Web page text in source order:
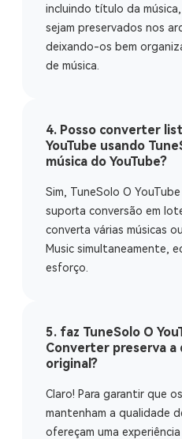
incluindo título da
sejam preservados nos
deixando-os bem
de música.
4. Posso converter
YouTube usando
música do YouTube?
Sim, TuneSolo O
suporta conversão em
converta várias músicas
Music simultaneamente,
esforço.
5. faz TuneSolo O
Converter preserva a
original?
Claro! Para garantir que
mantenham a qualidade
ofereçam uma